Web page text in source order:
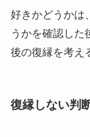
好きかどうかは
うかを確認した
後の復縁を考え
復縁しない判